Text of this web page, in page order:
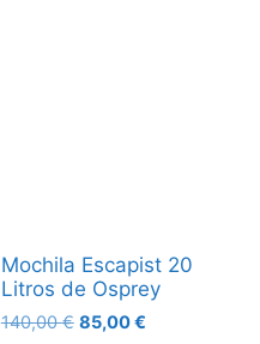
Mochila Escapist 20
Litros de Osprey
140,00€ 85,00€